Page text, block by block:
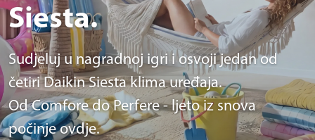
Siesta.
Sudjeluj u nagradnoj igri i osvoji jedan od
četiri Daikin Siesta klima uređaja.
Od Comfore do Perfere - ljeto iz snova
počinje ovdje.